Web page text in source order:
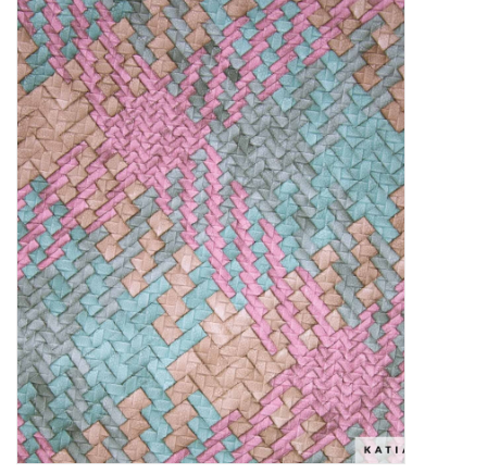
Workshops
Diy pakketten
Studio Olive inspireert....